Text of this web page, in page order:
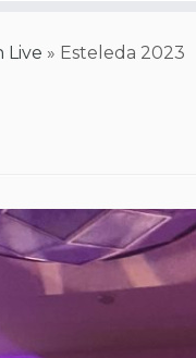
Live » Esteleda 2023